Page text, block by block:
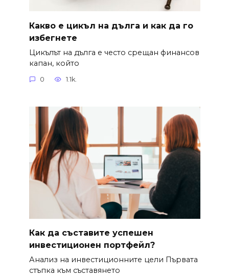
Какво е цикъл на дълга и как да го
избегнете
Цикълът на дълга е често срещан финансов
капан, който
0 1.1k.
Как да съставите успешен
инвестиционен портфейл?
Анализ на инвестиционните цели Първата
стъпка към съставянето